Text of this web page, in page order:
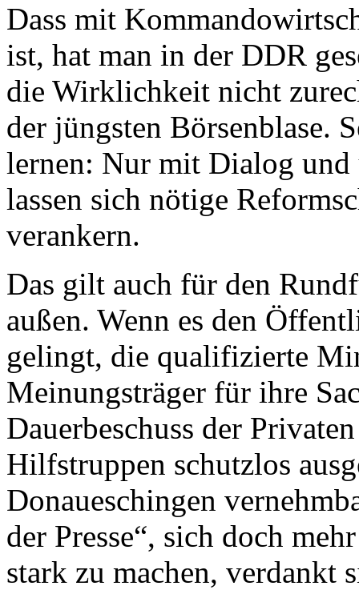
Dass mit
ist, hat man in der DDR
die Wirklichkeit nicht
der jüngsten Börsenblase.
lernen: Nur mit Dialog und
lassen sich nötige
verankern.
Das gilt auch für den
außen. Wenn es den
gelingt, die qualifizierte
Meinungsträger für ihre
Dauerbeschuss der
Hilfstruppen schutzlos
Donaueschingen
der Presse“, sich doch
stark zu machen, verdankt